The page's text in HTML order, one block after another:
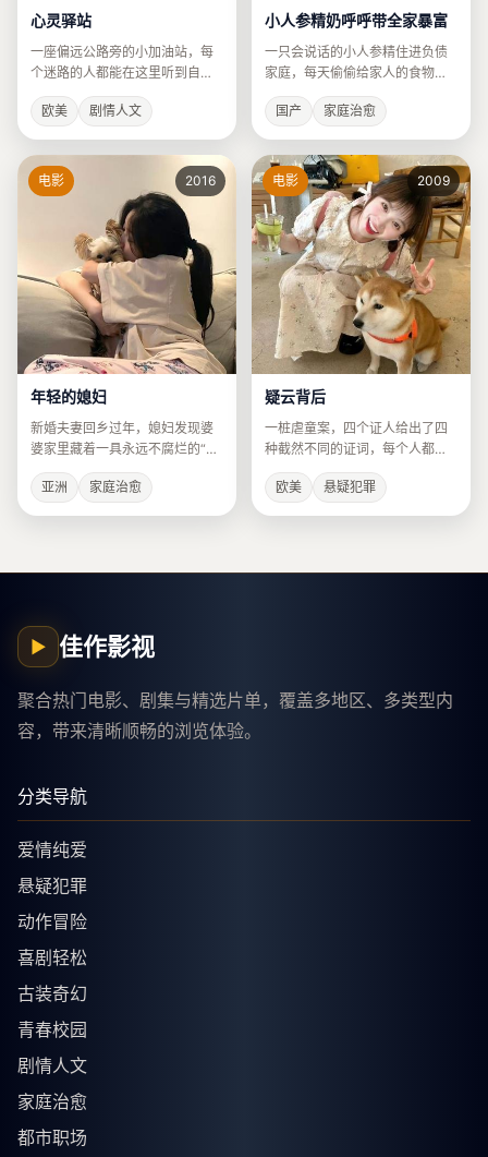
心灵驿站
一座偏远公路旁的小加油站，每
个迷路的人都能在这里听到自己
最需要的一句话。
欧美
剧情人文
小人参精奶呼呼带全家暴富
一只会说话的小人参精住进负债
家庭，每天偷偷给家人的食物里
加“福气”。
国产
家庭治愈
电影 2016
年轻的媳妇
新婚夫妻回乡过年，媳妇发现婆
婆家里藏着一具永远不腐烂的“爷
爷”遗体。
亚洲
家庭治愈
电影 2009
疑云背后
一桩虐童案，四个证人给出了四
种截然不同的证词，每个人都在
撒谎。
欧美
悬疑犯罪
▶ 佳作影视
聚合热门电影、剧集与精选片单，覆盖多地区、多类型内
容，带来清晰顺畅的浏览体验。
分类导航
爱情纯爱
悬疑犯罪
动作冒险
喜剧轻松
古装奇幻
青春校园
剧情人文
家庭治愈
都市职场